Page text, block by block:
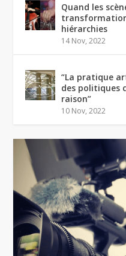
Quand les
hiérarchies
14 Nov, 2022
“La pratique
des politiques
raison”
10 Nov, 2022